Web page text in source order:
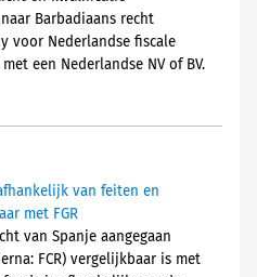
Barbadiaans recht
voor Nederlandse fiscale
een Nederlandse NV of BV.
van feiten en
met FGR
van Spanje aangegaan
FCR) vergelijkbaar is met